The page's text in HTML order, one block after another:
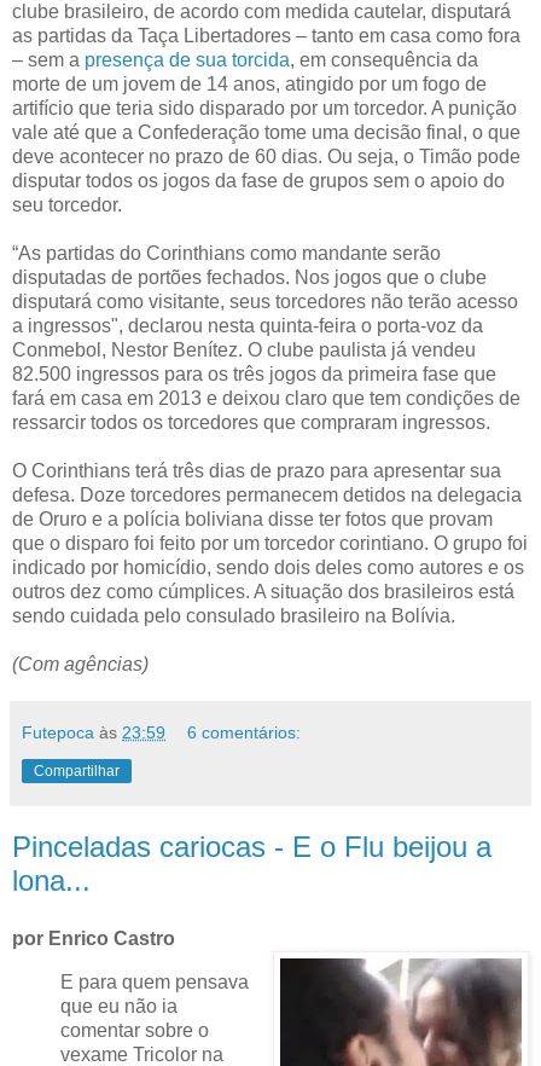
clube brasileiro, de acordo com medida cautelar, disputará
as partidas da Taça Libertadores – tanto em casa como fora
– sem a presença de sua torcida, em consequência da
morte de um jovem de 14 anos, atingido por um fogo de
artifício que teria sido disparado por um torcedor. A punição
vale até que a Confederação tome uma decisão final, o que
deve acontecer no prazo de 60 dias. Ou seja, o Timão pode
disputar todos os jogos da fase de grupos sem o apoio do
seu torcedor.
“As partidas do Corinthians como mandante serão
disputadas de portões fechados. Nos jogos que o clube
disputará como visitante, seus torcedores não terão acesso
a ingressos", declarou nesta quinta-feira o porta-voz da
Conmebol, Nestor Benítez. O clube paulista já vendeu
82.500 ingressos para os três jogos da primeira fase que
fará em casa em 2013 e deixou claro que tem condições de
ressarcir todos os torcedores que compraram ingressos.
O Corinthians terá três dias de prazo para apresentar sua
defesa. Doze torcedores permanecem detidos na delegacia
de Oruro e a polícia boliviana disse ter fotos que provam
que o disparo foi feito por um torcedor corintiano. O grupo foi
indicado por homicídio, sendo dois deles como autores e os
outros dez como cúmplices. A situação dos brasileiros está
sendo cuidada pelo consulado brasileiro na Bolívia.
(Com agências)
Futepoca às 23:59 6 comentários:
Compartilhar
Pinceladas cariocas - E o Flu beijou a
lona...
por Enrico Castro
E para quem pensava
que eu não ia
comentar sobre o
vexame Tricolor na